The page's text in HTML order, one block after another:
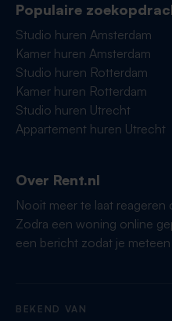
Populaire
Studio huren Amsterdam
Kamer huren Amsterdam
Studio huren Rotterdam
Kamer huren Rotterdam
Studio huren Utrecht
Appartement huren Utrecht
Over Rent.nl
Nooit meer te laat
Zodra een woning online
een bericht zodat je
BEKEND VAN